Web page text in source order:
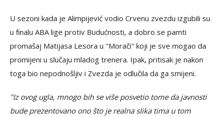
U sezoni kada je Alimpijević vodio Crvenu zvezdu izgubili su
u finalu ABA lige protiv Budućnosti, a dobro se pamti
promašaj Matijasa Lesora u "Morači" koji je sve mogao da
promijeni u slučaju mladog trenera. Ipak, pritisak je nakon
toga bio nepodnošljiv i Zvezda je odlučila da ga smijeni.
"Iz ovog ugla, mnogo bih se više posvetio tome da javnosti
bude prezentovano ono što je realna slika tima u tom